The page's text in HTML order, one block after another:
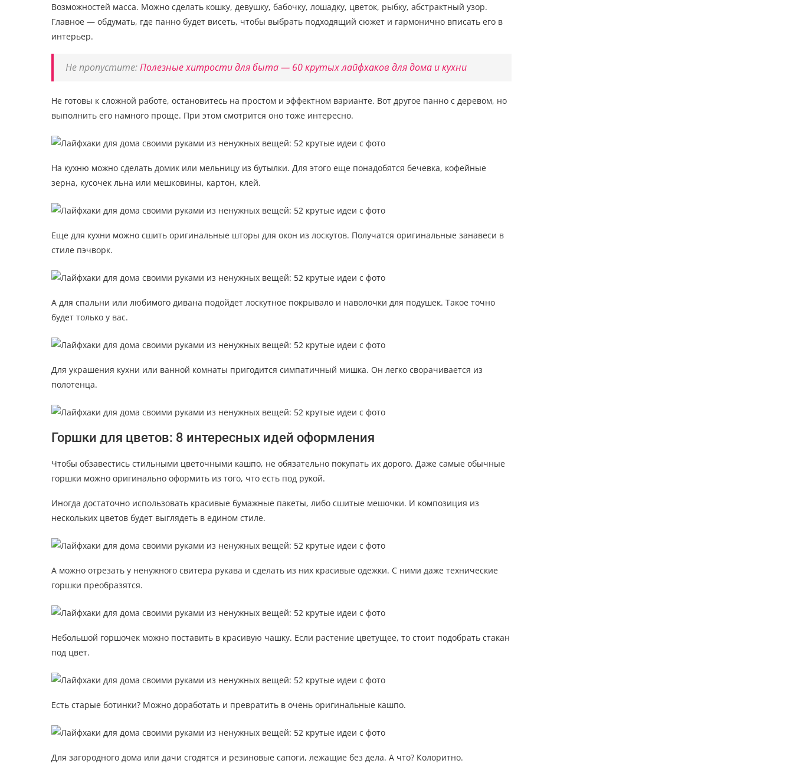
Возможностей масса. Можно сделать кошку, девушку, бабочку, лошадку, цветок, рыбку, абстрактный узор.
Главное — обдумать, где панно будет висеть, чтобы выбрать подходящий сюжет и гармонично вписать его в
интерьер.
Не пропустите:Полезные хитрости для быта — 60 крутых лайфхаков для дома и кухни
Не готовы к сложной работе, остановитесь на простом и эффектном варианте. Вот другое панно с деревом, но
выполнить его намного проще. При этом смотрится оно тоже интересно.
На кухню можно сделать домик или мельницу из бутылки. Для этого еще понадобятся бечевка, кофейные
зерна, кусочек льна или мешковины, картон, клей.
Еще для кухни можно сшить оригинальные шторы для окон из лоскутов. Получатся оригинальные занавеси в
стиле пэчворк.
А для спальни или любимого дивана подойдет лоскутное покрывало и наволочки для подушек. Такое точно
будет только у вас.
Для украшения кухни или ванной комнаты пригодится симпатичный мишка. Он легко сворачивается из
полотенца.
Горшки для цветов: 8 интересных идей оформления
Чтобы обзавестись стильными цветочными кашпо, не обязательно покупать их дорого. Даже самые обычные
горшки можно оригинально оформить из того, что есть под рукой.
Иногда достаточно использовать красивые бумажные пакеты, либо сшитые мешочки. И композиция из
нескольких цветов будет выглядеть в едином стиле.
А можно отрезать у ненужного свитера рукава и сделать из них красивые одежки. С ними даже технические
горшки преобразятся.
Небольшой горшочек можно поставить в красивую чашку. Если растение цветущее, то стоит подобрать стакан
под цвет.
Есть старые ботинки? Можно доработать и превратить в очень оригинальные кашпо.
Для загородного дома или дачи сгодятся и резиновые сапоги, лежащие без дела. А что? Колоритно.